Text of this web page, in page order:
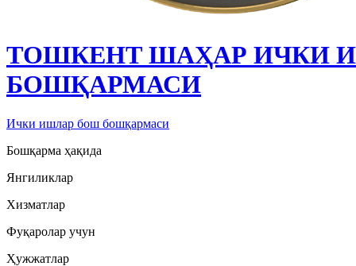
ТОШКЕНТ ШАҲАР ИЧКИ
БОШҚАРМАСИ
Ички ишлар бош бошқармаси
Бошқарма ҳақида
Янгиликлар
Хизматлар
Фуқаролар учун
Ҳужжатлар